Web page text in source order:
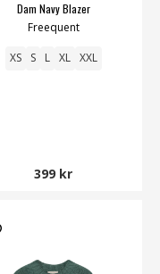
Dam Navy Blazer
Freequent
XS S L XL XXL
399 kr